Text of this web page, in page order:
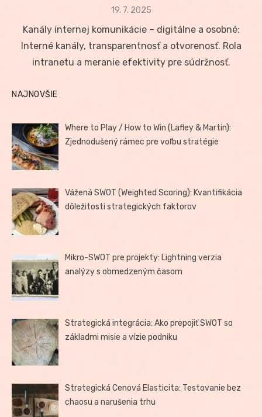
Posted
19. 7. 2025
Kanály internej komunikácie – digitálne a osobné:
Interné kanály, transparentnosť a otvorenosť. Rola
intranetu a meranie efektivity pre súdržnosť.
NAJNOVŠIE
Where to Play / How to Win (Lafley & Martin):
Zjednodušený rámec pre voľbu stratégie
Vážená SWOT (Weighted Scoring): Kvantifikácia
dôležitosti strategických faktorov
Mikro-SWOT pre projekty: Lightning verzia
analýzy s obmedzeným časom
Strategická integrácia: Ako prepojiť SWOT so
základmi misie a vízie podniku
Strategická Cenová Elasticita: Testovanie bez
chaosu a narušenia trhu